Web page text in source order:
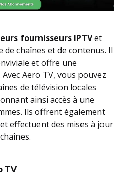
fournisseurs IPTVet
chaînes et de contenus. Il
et offre une
Aero TV, vous pouvez
de télévision locales
ainsi accès à une
Ils offrent également
effectuent des mises à jour
TV